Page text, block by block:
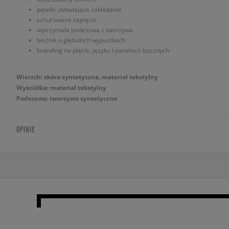
pętelki ułatwiające zakładanie
sznurowane zapięcie
wytrzymała podeszwa z tworzywa
bieżnik o głębokich wypustkach
branding na pięcie, języku i panelach bocznych
Wierzch: skóra syntetyczna, materiał tekstylny
Wyściółka: materiał tekstylny
Podeszwa: tworzywo syntetyczne
OPINIE